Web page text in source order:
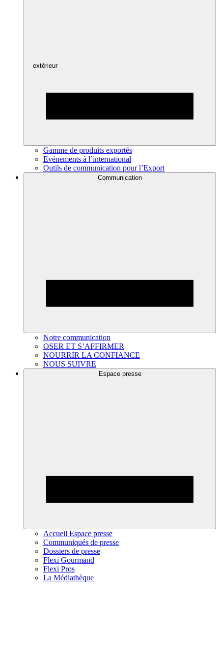
extérieur
Gamme de produits exportés
Evénements à l’international
Outils de communication pour l’Export
Communication
Notre communication
OSER ET S’AFFIRMER
NOURRIR LA CONFIANCE
NOUS SUIVRE
Espace presse
Accueil Espace presse
Communiqués de presse
Dossiers de presse
Flexi Gourmand
Flexi Pros
La Médiathèque